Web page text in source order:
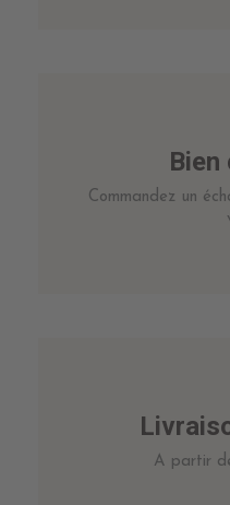
Bien
Commandez un
A partir